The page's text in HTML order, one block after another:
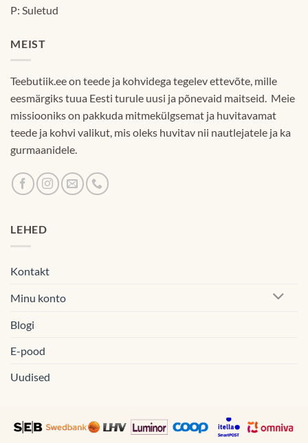
P: Suletud
MEIST
Teebutiik.ee on teede ja kohvidega tegelev ettevõte, mille
eesmärgiks tuua Eesti turule uusi ja põnevaid maitseid. Meie
missiooniks on pakkuda mitmekülgsemat ja huvitavamat
teede ja kohvi valikut, mis oleks huvitav nii nautlejatele ja ka
gurmaanidele.
LEHED
Kontakt
Minu konto
Blogi
E-pood
Uudised